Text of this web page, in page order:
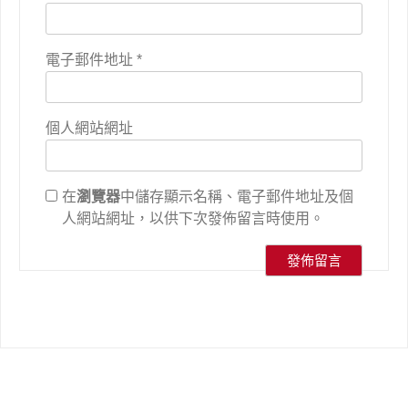
電子郵件地址 *
個人網站網址
在瀏覽器中儲存顯示名稱、電子郵件地址及個
人網站網址，以供下次發佈留言時使用。